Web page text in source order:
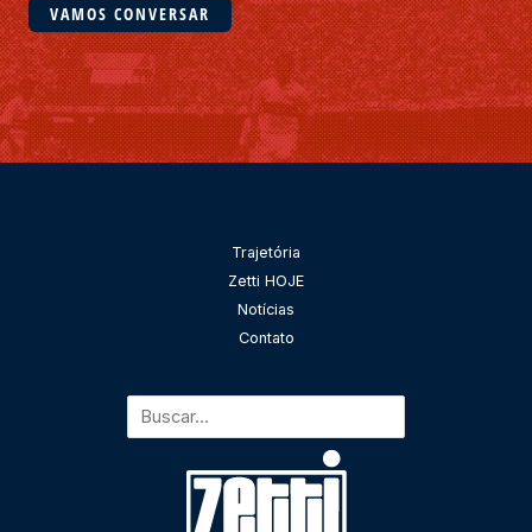
*g
e
m
*
VAMOS CONVERSAR
Trajetória
Zetti HOJE
Notícias
Contato
Pesquisar